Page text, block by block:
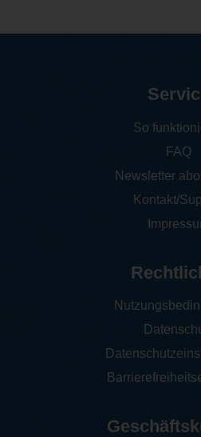
So
FAQ
Newsletter
Kontakt/